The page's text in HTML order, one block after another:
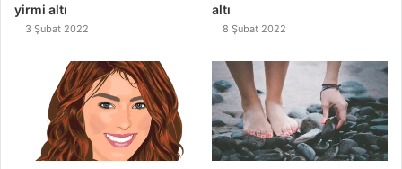
yirmi altı
3 Şubat 2022
altı
8 Şubat 2022